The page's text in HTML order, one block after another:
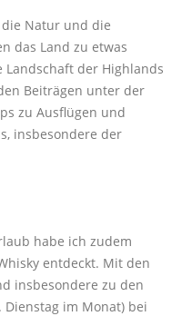
die Natur und die
das Land zu etwas
Landschaft der Highlands
Beiträgen unter der
zu Ausflügen und
insbesondere der
habe ich zudem
entdeckt. Mit den
insbesondere zu den
Dienstag im Monat) bei